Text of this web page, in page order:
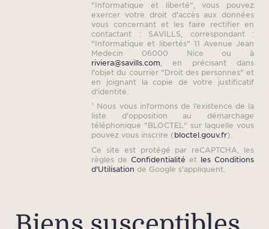
"Informatique et liberté", vous pouvez
exercer votre droit d'accès aux données
vous concernant et les faire rectifier en
contactant : SAVILLS, correspondant :
"Informatique et libertés" 11 Avenue Jean
Medecin 06000 Nice ou à
riviera@savills.com , en précisant dans
l'objet du courrier "Droit des personnes" et
en joignant la copie de votre justificatif
d'identité.
¹ Nous vous informons de l’existence de la
liste d'opposition au démarchage
téléphonique "BLOCTEL" sur laquelle vous
pouvez vous inscrire (bloctel.gouv.fr).
Ce site est protégé par reCAPTCHA, les
règles deConfidentialité et les Conditions
d'Utilisation de Google s'appliquent.